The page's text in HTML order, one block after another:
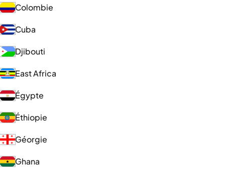
Colombie
Cuba
Djibouti
East Africa
Égypte
Éthiopie
Géorgie
Ghana